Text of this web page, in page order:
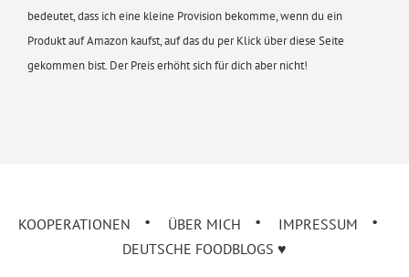
bedeutet, dass ich eine kleine Provision bekomme, wenn du ein
Produkt auf Amazon kaufst, auf das du per Klick über diese Seite
gekommen bist. Der Preis erhöht sich für dich aber nicht!
KOOPERATIONEN ÜBER MICH
IMPRESSUM
DEUTSCHE FOODBLOGS ♥︎